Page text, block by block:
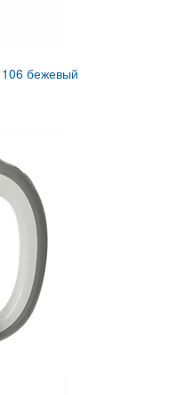
бежевый